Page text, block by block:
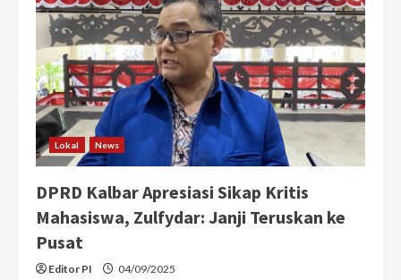
Lokal News
DPRD Kalbar Apresiasi Sikap Kritis
Mahasiswa, Zulfydar: Janji Teruskan ke
Pusat
Editor PI 04/09/2025